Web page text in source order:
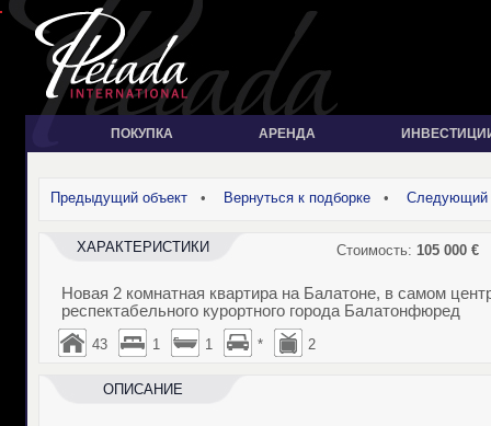
ПОКУПКА АРЕНДА
Предыдущий объект• Вернуться к подборке• Следующий
Стоимость: 105 000 €
ХАРАКТЕРИСТИКИ
Новая 2 комнатная квартира на Балатоне, в самом
респектабельного курортного города Балатонфюред
43 1 1 * 2
ОПИСАНИЕ